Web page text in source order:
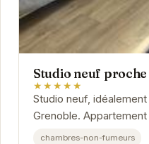
Studio neuf
★★★★★
Studio neuf,
Grenoble.
parfait pour un séjour
chambres-non-fumeurs